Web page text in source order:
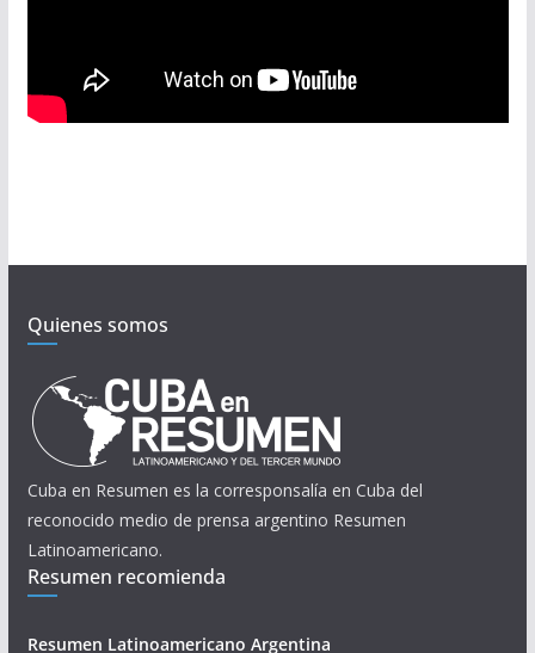
Quienes somos
Cuba en Resumen es la corresponsalía en Cuba del
reconocido medio de prensa argentino Resumen
Latinoamericano.
Resumen recomienda
Resumen Latinoamericano Argentina